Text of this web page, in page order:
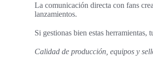
La comunicación directa con fans
lanzamientos.
Si gestionas bien estas herramientas,
Calidad de producción, equipos y